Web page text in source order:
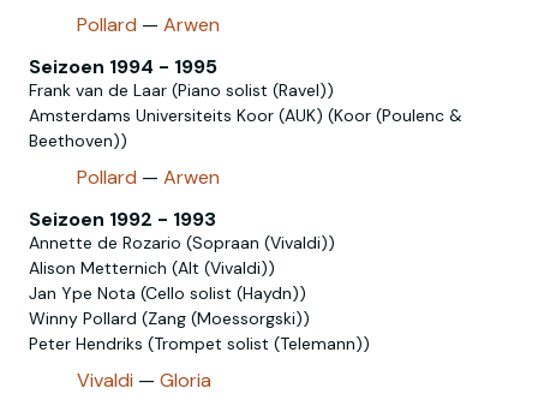
Pollard — Arwen
Seizoen 1994 - 1995
Frank van de Laar (Piano solist (Ravel))
Amsterdams Universiteits Koor (AUK) (Koor (Poulenc &
Beethoven))
Pollard — Arwen
Seizoen 1992 - 1993
Annette de Rozario (Sopraan (Vivaldi))
Alison Metternich (Alt (Vivaldi))
Jan Ype Nota (Cello solist (Haydn))
Winny Pollard (Zang (Moessorgski))
Peter Hendriks (Trompet solist (Telemann))
Vivaldi — Gloria